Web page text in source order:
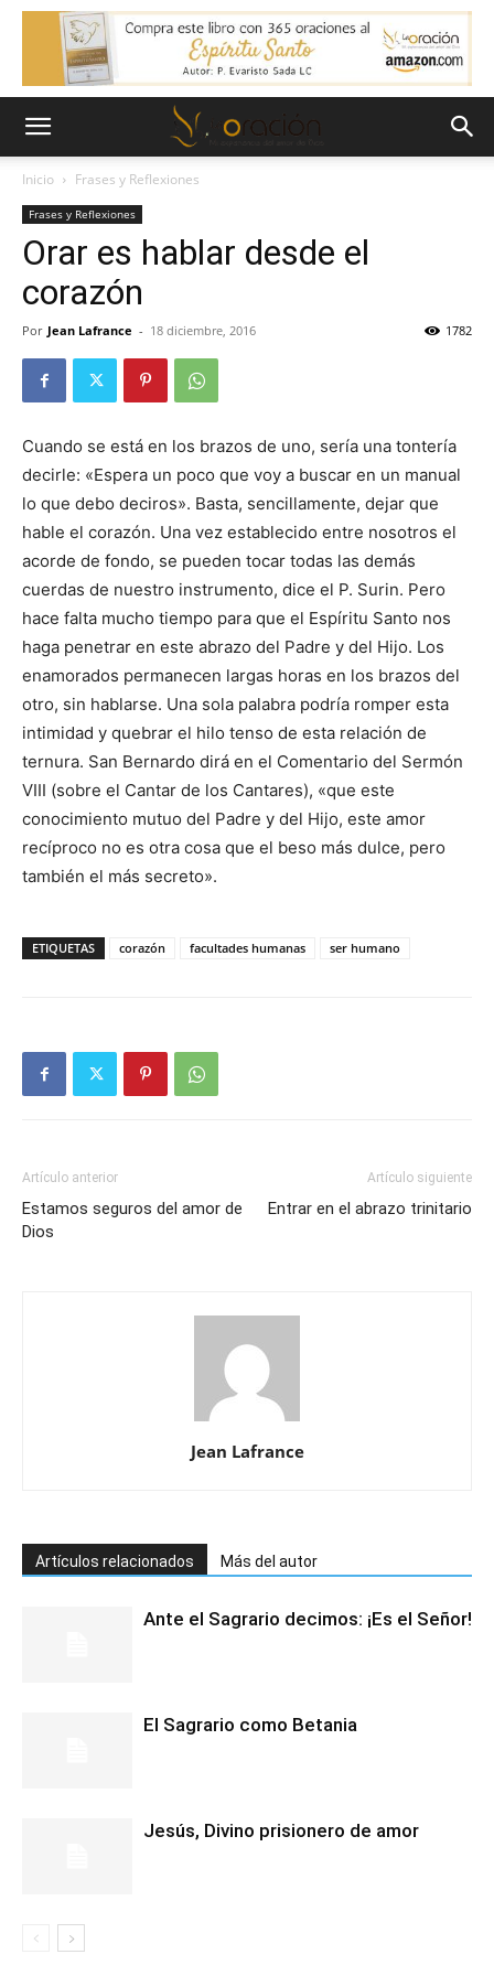
Inicio Frases y Reflexiones
Frases y Reflexiones
Orar es hablar desde el
corazón
Por Jean Lafrance - 18 diciembre, 2016 1782
Cuando se está en los brazos de uno, sería una tontería
decirle: «Espera un poco que voy a buscar en un manual
lo que debo deciros». Basta, sencillamente, dejar que
hable el corazón. Una vez establecido entre nosotros el
acorde de fondo, se pueden tocar todas las demás
cuerdas de nuestro instrumento, dice el P. Surin. Pero
hace falta mucho tiempo para que el Espíritu Santo nos
haga penetrar en este abrazo del Padre y del Hijo. Los
enamorados permanecen largas horas en los brazos del
otro, sin hablarse. Una sola palabra podría romper esta
intimidad y quebrar el hilo tenso de esta relación de
ternura. San Bernardo dirá en el Comentario del Sermón
VIII (sobre el Cantar de los Cantares), «que este
conocimiento mutuo del Padre y del Hijo, este amor
recíproco no es otra cosa que el beso más dulce, pero
también el más secreto».
ETIQUETAS corazón facultades humanas ser humano
Artículo anterior
Estamos seguros del amor de
Dios
Artículo siguiente
Entrar en el abrazo trinitario
Jean Lafrance
Artículos relacionados Más del autor
Ante el Sagrario decimos: ¡Es el Señor!
El Sagrario como Betania
Jesús, Divino prisionero de amor